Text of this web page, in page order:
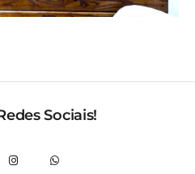
Sociais!